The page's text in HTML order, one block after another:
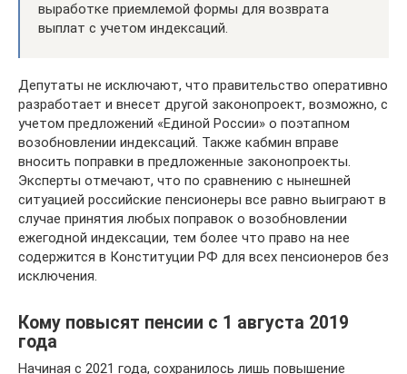
выработке приемлемой формы для возврата
выплат с учетом индексаций.
Депутаты не исключают, что правительство оперативно
разработает и внесет другой законопроект, возможно, с
учетом предложений «Единой России» о поэтапном
возобновлении индексаций. Также кабмин вправе
вносить поправки в предложенные законопроекты.
Эксперты отмечают, что по сравнению с нынешней
ситуацией российские пенсионеры все равно выиграют в
случае принятия любых поправок о возобновлении
ежегодной индексации, тем более что право на нее
содержится в Конституции РФ для всех пенсионеров без
исключения.
Кому повысят пенсии с 1 августа 2019
года
Начиная с 2021 года, сохранилось лишь повышение